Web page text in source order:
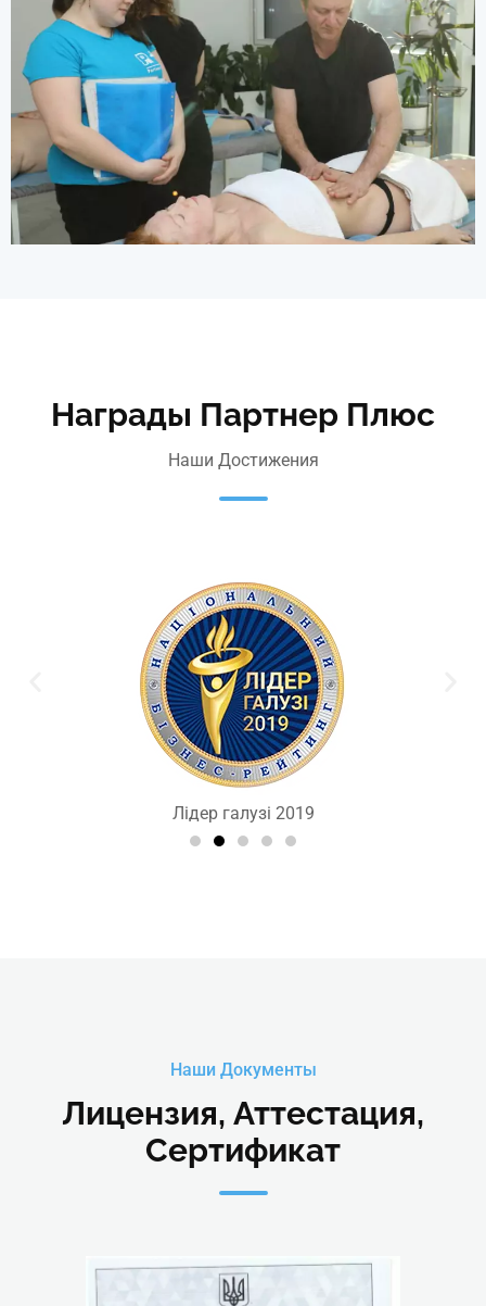
Награды Партнер Плюс
Наши Достижения
Лідер галузі 2019
Наши Документы
Лицензия, Аттестация,
Сертификат